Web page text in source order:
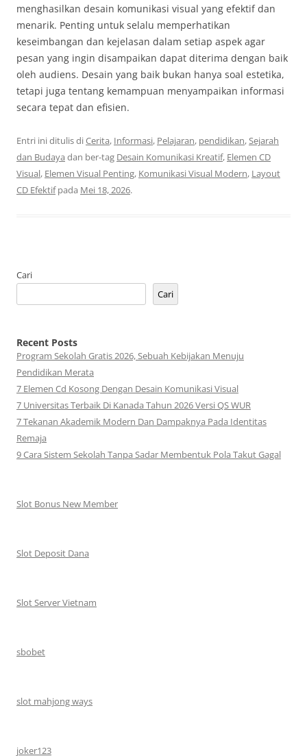
menghasilkan desain komunikasi visual yang efektif dan
menarik. Penting untuk selalu memperhatikan
keseimbangan dan kejelasan dalam setiap aspek agar
pesan yang ingin disampaikan dapat diterima dengan baik
oleh audiens. Desain yang baik bukan hanya soal estetika,
tetapi juga tentang kemampuan menyampaikan informasi
secara tepat dan efisien.
Entri ini ditulis diCerita, Informasi, Pelajaran, pendidikan,Sejarah
dan Budaya dan ber-tag Desain Komunikasi Kreatif, Elemen CD
Visual, Elemen Visual Penting, Komunikasi Visual Modern, Layout
CD Efektifpada Mei 18, 2026.
Cari
Cari
Recent Posts
Program Sekolah Gratis 2026, Sebuah Kebijakan Menuju
Pendidikan Merata
7 Elemen Cd Kosong Dengan Desain Komunikasi Visual
7 Universitas Terbaik Di Kanada Tahun 2026 Versi QS WUR
7 Tekanan Akademik Modern Dan Dampaknya Pada Identitas
Remaja
9 Cara Sistem Sekolah Tanpa Sadar Membentuk Pola Takut Gagal
Slot Bonus New Member
Slot Deposit Dana
Slot Server Vietnam
sbobet
slot mahjong ways
joker123